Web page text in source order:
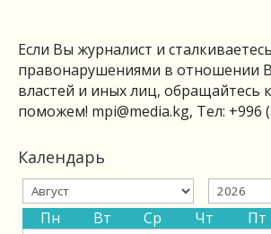
Если Вы журналист и
правонарушениями в отношении
властей и иных лиц,
поможем! mpi@media.kg, Тел: +996
Календарь
Пн Вт Ср Чт Пт